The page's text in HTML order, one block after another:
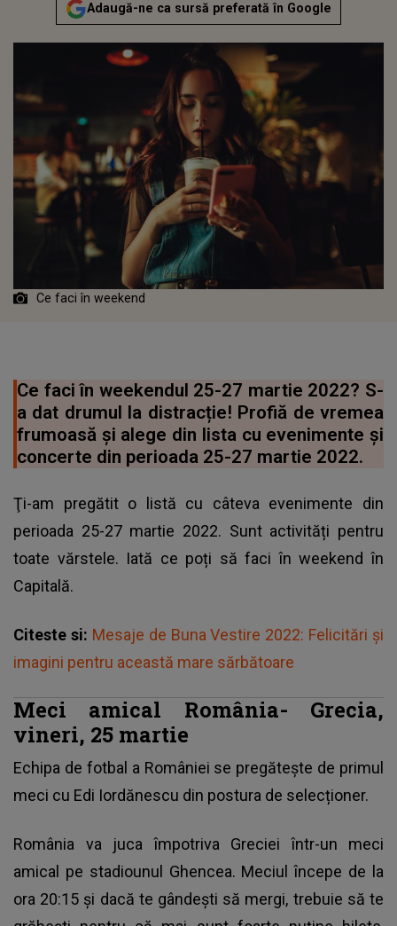
Adaugă-ne ca sursă preferată în Google
Ce faci în weekend
Ce faci în weekendul 25-27 martie 2022? S-
a dat drumul la distracție! Profiă de vremea
frumoasă și alege din lista cu evenimente şi
concerte din perioada 25-27 martie 2022.
Ţi-am pregătit o listă cu câteva evenimente din
perioada 25-27 martie 2022. Sunt activități pentru
toate vărstele. Iată ce poți să faci în weekend în
Capitală.
Citeste si: Mesaje de Buna Vestire 2022: Felicitări şi
imagini pentru această mare sărbătoare
Meci amical România- Grecia,
vineri, 25 martie
Echipa de fotbal a României se pregătește de primul
meci cu Edi Iordănescu din postura de selecționer.
România va juca împotriva Greciei într-un meci
amical pe stadiounul Ghencea. Meciul începe de la
ora 20:15 și dacă te gândești să mergi, trebuie să te